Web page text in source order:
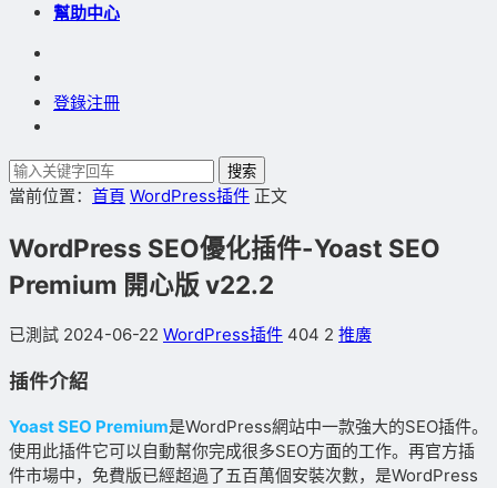
幫助中心
登錄注冊
搜索
當前位置： 首頁 WordPress插件 正文
WordPress SEO優化插件-Yoast SEO
Premium 開心版 v​​22.2
已測試 2024-06-22 WordPress插件 404 2 推廣
插件介紹
Yoast SEO Premium是WordPress網站中一款強大的SEO插件。
使用此插件它可以自動幫你完成很多SEO方面的工作。再官方插
件市場中，免費版已經超過了五百萬個安裝次數，是WordPress